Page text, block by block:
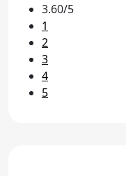
3.60/5
1
2
3
4
5